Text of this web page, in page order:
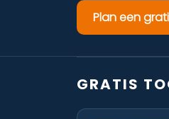
Plan een
GRATIS